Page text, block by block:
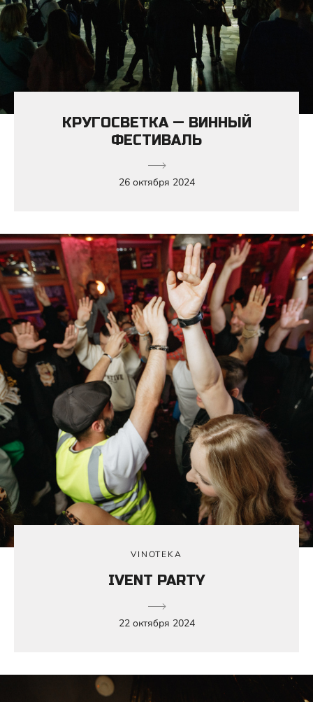
КРУГОСВЕТКА — ВИННЫЙ
ФЕСТИВАЛЬ
26 октября 2024
VINOTEKA
IVENT PARTY
22 октября 2024